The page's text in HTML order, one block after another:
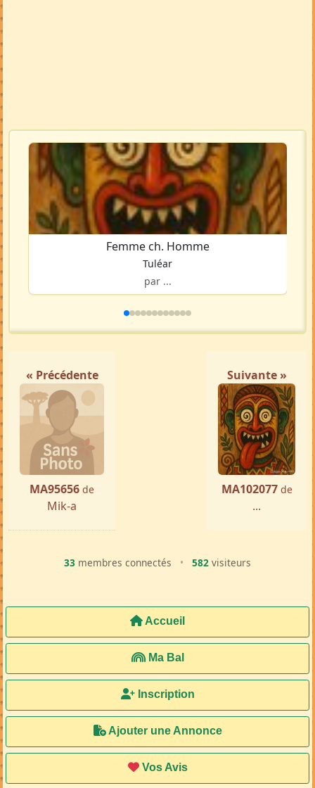
Femme ch. Homme
Tuléar
par ...
« Précédente
MA95656 de
Mik-a
Suivante »
MA102077 de
...
33 membres connectés • 582 visiteurs
Accueil
Ma Bal
Inscription
Ajouter une Annonce
Vos Avis